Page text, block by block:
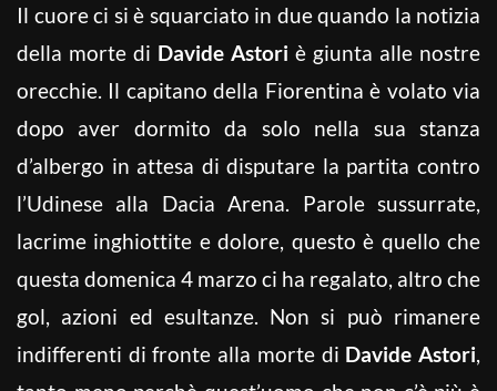
Il cuore ci si è squarciato in due quando la notizia
della morte di Davide Astori è giunta alle nostre
orecchie. Il capitano della Fiorentina è volato via
dopo aver dormito da solo nella sua stanza
d’albergo in attesa di disputare la partita contro
l’Udinese alla Dacia Arena. Parole sussurrate,
lacrime inghiottite e dolore, questo è quello che
questa domenica 4 marzo ci ha regalato, altro che
gol, azioni ed esultanze. Non si può rimanere
indifferenti di fronte alla morte di Davide Astori,